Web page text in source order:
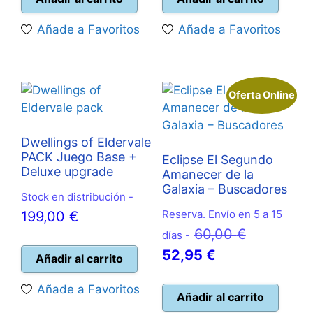
era:
20,00 €.
es:
17,95 €.
Añade a Favoritos
era:
14,95 €.
es:
13,50
Añade a Favoritos
Dwellings of Eldervale
PACK Juego Base +
Deluxe upgrade
Stock en distribución -
199,00 €
Añadir al carrito
Añade a Favoritos
Oferta Online
Eclipse El Segundo
Amanecer de la
Galaxia – Buscadores
Reserva. Envío en 5 a 15
días - 60,00€El
era:
52,95 €El
actual
Añadir al carrito